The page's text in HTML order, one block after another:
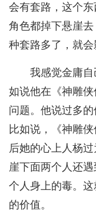
会有套路，这个
角色都掉下悬崖
种套路多了，就会
我感觉金庸
如说他在《神雕
问题。他说过多的
比如说，《神雕
后她的心上人杨
崖下面两个人还
个人身上的毒。
的价值。